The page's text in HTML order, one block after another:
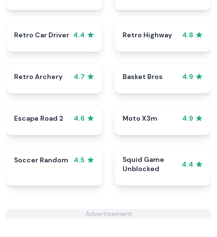
Retro Car Driver 4.4 Retro Highway 4.8
Retro Archery 4.7 Basket Bros 4.9
Escape Road 2 4.6 Moto X3m 4.9
Soccer Random 4.5
Squid Game
Unblocked
4.4
Advertisement